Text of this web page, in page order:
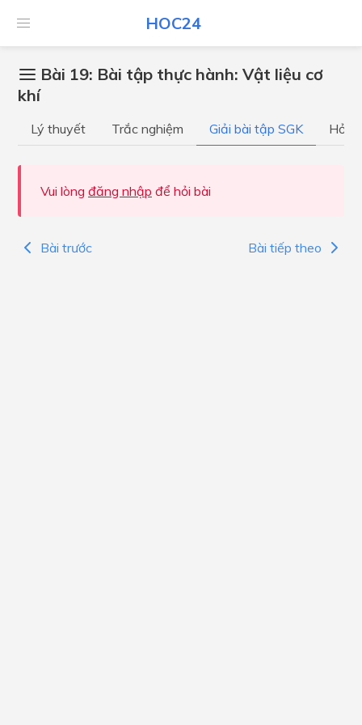
HOC24
Bài 19: Bài tập thực hành: Vật liệu cơ
khí
Lý thuyết Trắc nghiệm Giải bài tập SGK Hỏi
Vui lòng đăng nhập để hỏi bài
Bài trước Bài tiếp theo